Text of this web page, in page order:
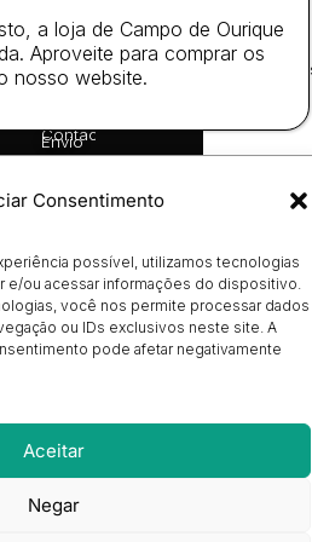
Consentimento
possível, utilizamos tecnologias
e/ou acessar informações do dispositivo.
você nos permite processar dados
ou IDs exclusivos neste site. A
pode afetar negativamente
Aceitar
Negar
Eventos
Prémio
Ulysses
Contactos
Envio
de
Candidatura
de
de
Livrarias
Cookies
(EU)
os
direitos
a loja de Campo de Ourique
Aproveite para comprar os
nosso website.